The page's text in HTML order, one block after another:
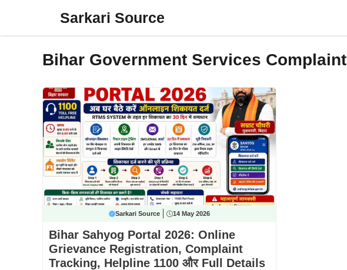
Sarkari Source
Bihar Government Services Complaint
Sarkari Source 14 May 2026
Bihar Sahyog Portal 2026: Online
Grievance Registration, Complaint
Tracking, Helpline 1100 और Full Details